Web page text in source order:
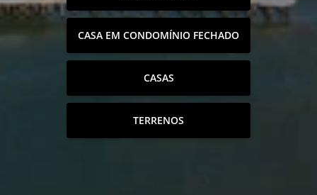
CASA EM CONDOMÍNIO FECHADO
CASAS
TERRENOS